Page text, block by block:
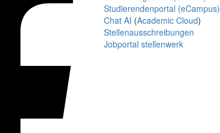
Studierendenportal (eCampus)
Chat AI (Academic Cloud)
Stellenausschreibungen
Jobportal stellenwerk